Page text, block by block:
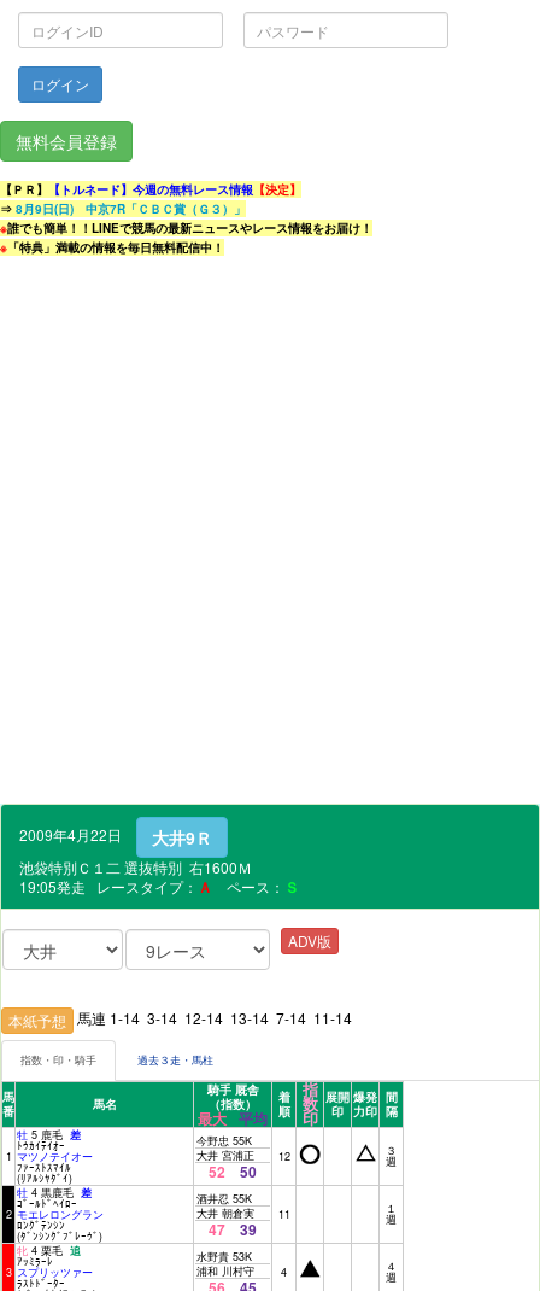
ロ
イ
ン
ID
パ
ス
ワ
無料会員登録
【ＰＲ】 【トルネード】今週の無料レース情報 【決定】
⇒ 8月9日(日) 中京7R「ＣＢＣ賞（Ｇ３）」
※誰でも簡単！！LINEで競馬の最新ニュースやレース情報をお届け！
※ 「特典」満載の情報を毎日無料配信中！
2009年4月22日 大井9Ｒ
池袋特別Ｃ１二 選抜特別 右1600Ｍ
19:05発走 レースタイプ： Ａ ペース： Ｓ
ADV版
本紙予想 馬連 1-14 3-14 12-14 13-14 7-14 11-14
指数・印・騎手 過去３走・馬柱
馬
番
馬名
騎手 厩舎
（指数）
最大 平均
着
順
指
数
印
展開
印
爆発
力印
間
隔
1
牡 5 鹿毛 差
ﾄｳｶｲﾃｲｵｰ
マツノテイオー
ﾌｧｰｽﾄｽﾏｲﾙ
(ﾘｱﾙｼﾔﾀﾞｲ)
今野忠 55K
大井 宮浦正
52 50
12 ３
週
2
牡 4 黒鹿毛 差
ｺﾞｰﾙﾄﾞﾍｲﾛｰ
モエレロングラン
ﾛﾝｸﾞﾃﾝｼﾝ
(ﾀﾞﾝｼﾝｸﾞﾌﾞﾚｰｳﾞ)
酒井忍 55K
大井 朝倉実
47 39
11 １
週
3
牝 4 栗毛 追
ｱｯﾐﾗｰﾚ
スプリッツァー
ﾗｽﾄﾄﾞｰﾀｰ
水野貴 53K
浦和 川村守
4 ４
週